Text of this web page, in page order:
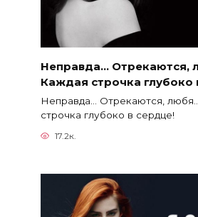
Неправда… Отрекаются,
Каждая строчка глубоко
Неправда… Отрекаются,
строчка глубоко в сердце!
17.2к.